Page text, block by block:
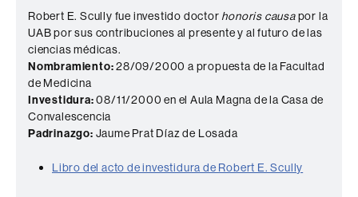
Robert E. Scully fue investido doctor honoris causapor la
UAB por sus contribuciones al presente y al futuro de las
ciencias médicas.
Nombramiento:28/09/2000 a propuesta de la Facultad
de Medicina
Investidura:08/11/2000 en el Aula Magna de la Casa de
Convalescencia
Padrinazgo: Jaume Prat Díaz de Losada
Libro del acto de investidura de Robert E. Scully